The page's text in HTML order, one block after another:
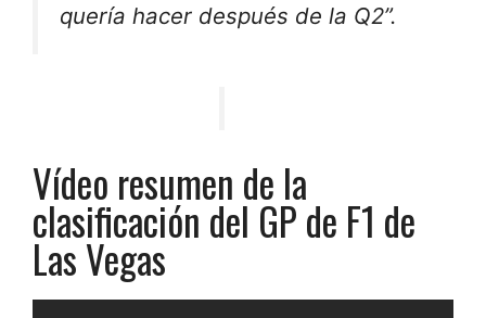
quería hacer después de la Q2”.
Vídeo resumen de la
clasificación del GP de F1 de
Las Vegas